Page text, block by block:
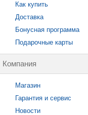
Как купить
Доставка
Бонусная программа
Подарочные карты
Компания
Магазин
Гарантия и сервис
Новости